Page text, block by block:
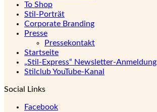
To Shop
Stil-Porträt
Corporate Branding
Presse
Pressekontakt
Startseite
„Stil-Express“ Newsletter-Anmeldung
Stilclub YouTube-Kanal
Social Links
Facebook